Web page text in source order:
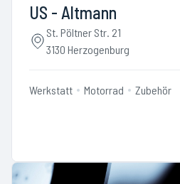
US - Altmann
St. Pöltner Str. 21
3130 Herzogenburg
Werkstatt Motorrad Zubehör